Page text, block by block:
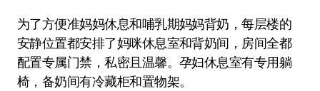
为了方便准妈妈休息和哺乳期妈妈背奶，每层楼的
安静位置都安排了妈咪休息室和背奶间，房间全都
配置专属门禁，私密且温馨。孕妇休息室有专用躺
椅，备奶间有冷藏柜和置物架。